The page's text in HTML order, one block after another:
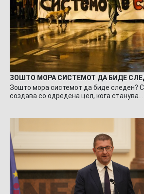
ЗОШТО МОРА СИСТЕМОТ ДА БИДЕ
Зошто мора системот да биде следен?
создава со одредена цел, кога станува…